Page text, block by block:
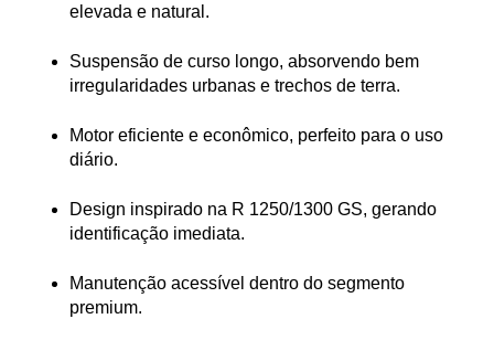
elevada e natural.
Suspensão de curso longo, absorvendo bem
irregularidades urbanas e trechos de terra.
Motor eficiente e econômico, perfeito para o uso
diário.
Design inspirado na R 1250/1300 GS, gerando
identificação imediata.
Manutenção acessível dentro do segmento
premium.